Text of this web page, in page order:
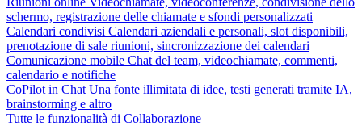
schermo, registrazione delle chiamate e sfondi personalizzati
Calendari condivisi Calendari aziendali e personali, slot disponibili,
prenotazione di sale riunioni, sincronizzazione dei calendari
Comunicazione mobile Chat del team, videochiamate, commenti,
calendario e notifiche
CoPilot in Chat Una fonte illimitata di idee, testi generati tramite IA,
brainstorming e altro
Tutte le funzionalità di Collaborazione